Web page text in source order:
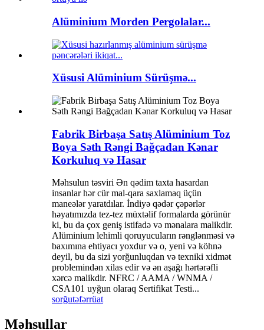
Alüminium Morden Pergolalar...
Xüsusi Alüminium Sürüşmə...
Fabrik Birbaşa Satış Alüminium Toz
Boya Səth Rəngi ​​Bağçadan Kənar
Korkuluq və Hasar
Məhsulun təsviri Ən qədim taxta hasardan
insanlar hər cür mal-qara saxlamaq üçün
maneələr yaratdılar. İndiyə qədər çəpərlər
həyatımızda tez-tez müxtəlif formalarda görünür
ki, bu da çox geniş istifadə və mənalara malikdir.
Alüminium lehimli qoruyucuların rənglənməsi və
baxımına ehtiyacı yoxdur və o, yeni və köhnə
deyil, bu da sizi yorğunluqdan və texniki xidmət
problemindən xilas edir və ən aşağı hərtərəfli
xərcə malikdir. NFRC / AAMA / WNMA /
CSA101 uyğun olaraq Sertifikat Testi...
sorğutəfərrüat
Məhsullar